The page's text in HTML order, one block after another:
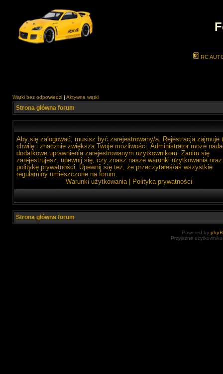
RC
Wątki bez odpowiedzi | Aktywne wątki
Strona główna forum
Aby się zalogować, musisz być zarejestrowany/a. Rejestracja zajmuje
chwilę i znacznie zwiększa Twoje możliwości. Administrator może
dodatkowe uprawnienia zarejestrowanym użytkownikom. Zanim się
zarejestrujesz, upewnij się, czy znasz nasze warunki użytkowania oraz
politykę prywatności. Upewnij się też, że przeczytałeś/aś wszystkie
regulaminy umieszczone na forum.
Warunki użytkowania| Polityka prywatności
Strona główna forum
Powered by
Przyjazne